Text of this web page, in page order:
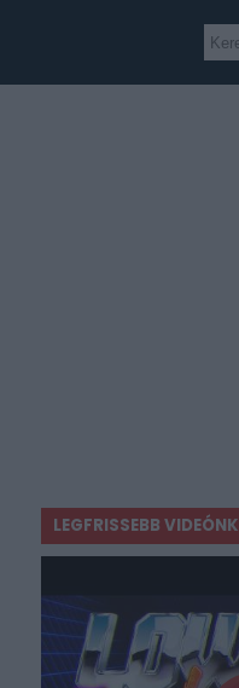
LEGFRISSEBB VIDEÓNK